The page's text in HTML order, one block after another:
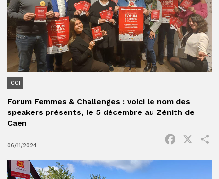
CCI
Forum Femmes & Challenges : voici le nom des
speakers présents, le 5 décembre au Zénith de
Caen
06/11/2024
Facebook